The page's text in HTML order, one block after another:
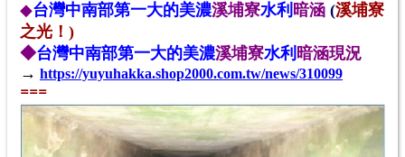
◆台灣中南部第一大的美濃溪埔寮水利 暗涵 (溪埔寮
之光！)
◆台灣中南部第一大的美濃溪埔寮水利 暗涵現況
→ https://yuyuhakka.shop2000.com.tw/news/310099
===